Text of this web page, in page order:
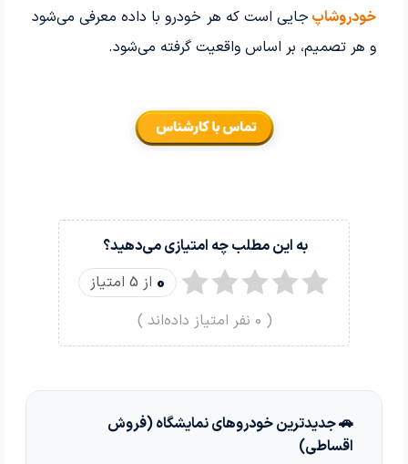
خودروشاپ جایی است که هر خودرو با داده معرفی می‌شود
و هر تصمیم، بر اساس واقعیت گرفته می‌شود.
به این مطلب چه امتیازی می‌دهید؟
0 از 5 امتیاز
(
0 نفر امتیاز داده‌اند )
🚗 جدیدترین خودروهای نمایشگاه (فروش
اقساطی)